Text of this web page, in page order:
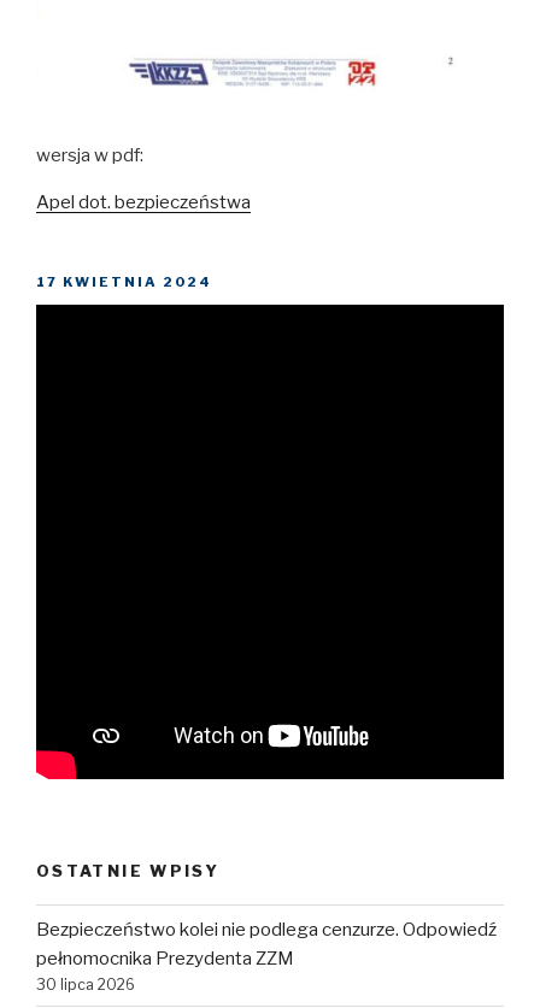
wersja w pdf:
Apel dot. bezpieczeństwa
OPUBLIKOWANE
W
17 KWIETNIA 2024
OSTATNIE WPISY
Bezpieczeństwo kolei nie podlega cenzurze. Odpowiedź
pełnomocnika Prezydenta ZZM
30 lipca 2026